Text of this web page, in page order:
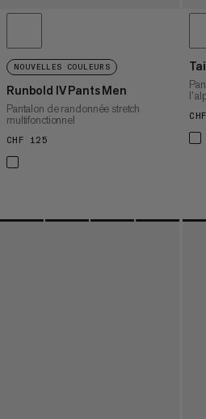
NOUVELLES COULEURS
Runbold IV Pants Men
Pantalon de randonnée stretch
multifonctionnel
CHF 125